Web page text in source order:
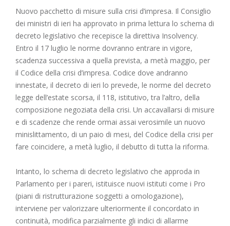
Nuovo pacchetto di misure sulla crisi d’impresa. Il Consiglio
dei ministri di ieri ha approvato in prima lettura lo schema di
decreto legislativo che recepisce la direttiva Insolvency.
Entro il 17 luglio le norme dovranno entrare in vigore,
scadenza successiva a quella prevista, a metà maggio, per
il Codice della crisi d’impresa. Codice dove andranno
innestate, il decreto di ieri lo prevede, le norme del decreto
legge dell’estate scorsa, il 118, istitutivo, tra l’altro, della
composizione negoziata della crisi. Un accavallarsi di misure
e di scadenze che rende ormai assai verosimile un nuovo
minislittamento, di un paio di mesi, del Codice della crisi per
fare coincidere, a metà luglio, il debutto di tutta la riforma.
Intanto, lo schema di decreto legislativo che approda in
Parlamento per i pareri, istituisce nuovi istituti come i Pro
(piani di ristrutturazione soggetti a omologazione),
interviene per valorizzare ulteriormente il concordato in
continuità, modifica parzialmente gli indici di allarme